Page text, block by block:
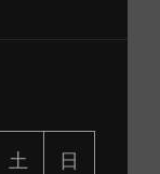
土 日